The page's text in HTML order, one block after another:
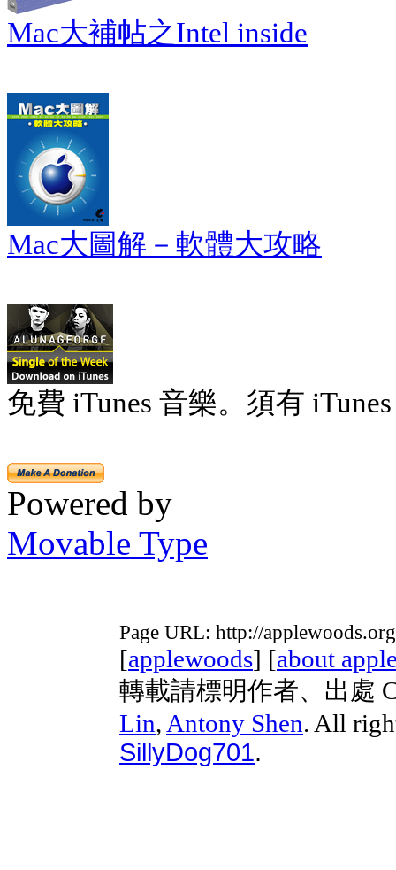
Mac大補帖之Intel inside
Mac大圖解－軟體大攻略
免費 iTunes 音樂。須有
Powered by
Movable Type
Page URL: http://
[applewoods] [about
轉載請標明作者、出處
Lin, Antony Shen. All
SillyDog701.